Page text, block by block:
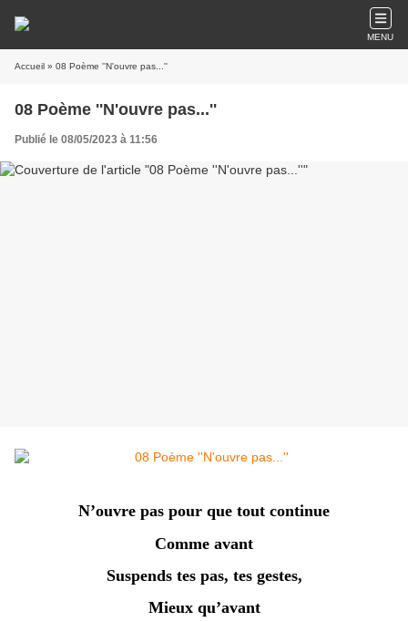
MENU
Accueil » 08 Poème ''N'ouvre pas...''
08 Poème ''N'ouvre pas...''
Publié le 08/05/2023 à 11:56
N’ouvre pas pour que tout continue
Comme avant
Suspends tes pas, tes gestes,
Mieux qu’avant